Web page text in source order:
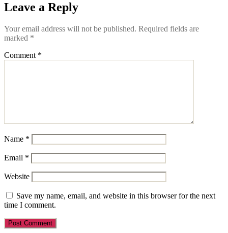
Leave a Reply
Your email address will not be published. Required fields are
marked *
Comment *
Name *
Email *
Website
Save my name, email, and website in this browser for the next
time I comment.